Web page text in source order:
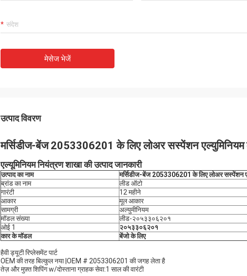
मेसेज भेजें
उत्पाद विवरण
मर्सिडीज-बेंज 2053306201 के लिए लोअर सस्पेंशन एल्युमिनियम
एल्यूमिनियम नियंत्रण शाखा की उत्पाद जानकारी
उत्पाद का नाम
मर्सिडीज-बेंज 2053306201 के लिए लोअर सस्पेंशन
ब्रांड का नाम
लीड ऑटो
गारंटी
12 महीने
आकार
मूल आकार
सामग्री
अल्युमीनियम
मॉडल संख्या
लीड-२०५३३०६२०१
ओई 1
२०५३३०६२०१
कार के मॉडल
बेंजो के लिए
हैवी ड्यूटी रिप्लेसमेंट पार्ट
OEM की तरह बिल्कुल नया |OEM # 2053306201 की जगह लेता है
तेज़ और मुफ़्त शिपिंग w/दोस्ताना ग्राहक सेवा:1 साल की वारंटी